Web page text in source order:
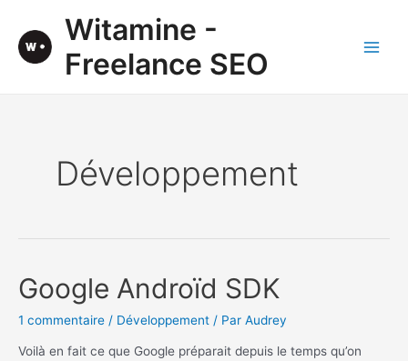
contenu
Witamine -
Freelance SEO
Développement
Google Androïd SDK
1 commentaire / Développement / Par Audrey
Voilà en fait ce que Google préparait depuis le temps qu’on